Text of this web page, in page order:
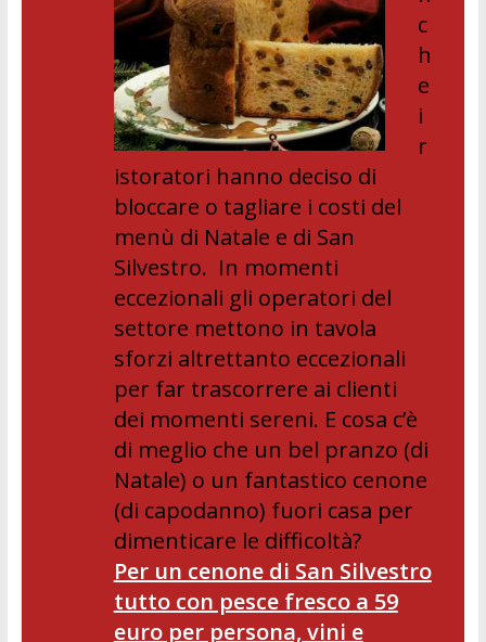
c
h
e
i
r
istoratori hanno deciso di
bloccare o tagliare i costi del
menù di Natale e di San
Silvestro. In momenti
eccezionali gli operatori del
settore mettono in tavola
sforzi altrettanto eccezionali
per far trascorrere ai clienti
dei momenti sereni. E cosa c’è
di meglio che un bel pranzo (di
Natale) o un fantastico cenone
(di capodanno) fuori casa per
dimenticare le difficoltà?
Per un cenone di San Silvestro
tutto con pesce fresco a 59
euro per persona, vini e